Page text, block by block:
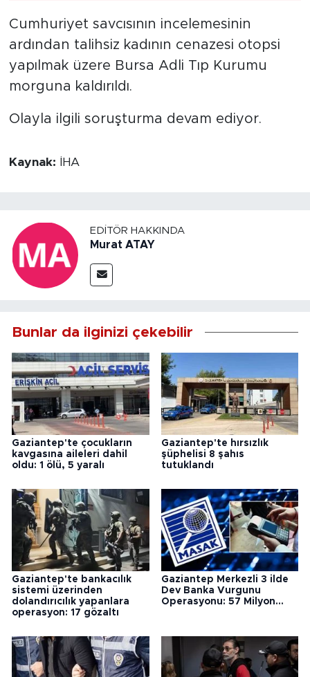
Cumhuriyet savcısının incelemesinin
ardından talihsiz kadının cenazesi otopsi
yapılmak üzere Bursa Adli Tıp Kurumu
morguna kaldırıldı.
Olayla ilgili soruşturma devam ediyor.
Kaynak: İHA
EDITÖR HAKKINDA
Murat ATAY
Bunlar da ilginizi çekebilir
Gaziantep'te çocukların
kavgasına aileleri dahil
oldu: 1 ölü, 5 yaralı
Gaziantep'te hırsızlık
şüphelisi 8 şahıs
tutuklandı
Gaziantep'te bankacılık
sistemi üzerinden
dolandırıcılık yapanlara
operasyon: 17 gözaltı
Gaziantep Merkezli 3 ilde
Dev Banka Vurgunu
Operasyonu: 57 Milyon...